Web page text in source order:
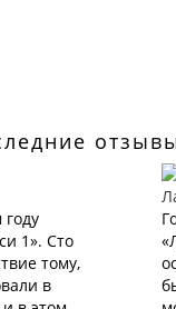
1». Сто
тому,
в